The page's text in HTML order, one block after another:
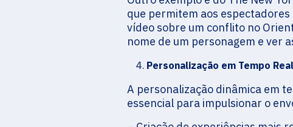
que permitem aos
vídeo sobre um conflito no
nome de um personagem e ver
Personalização em Tempo
A personalização dinâmica em
essencial para impulsionar o